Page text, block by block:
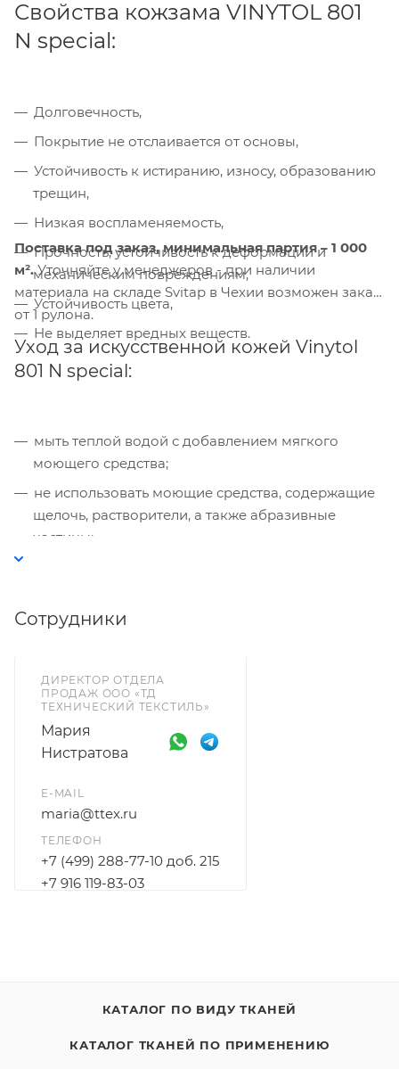
Свойства кожзама VINYTOL 801
N special:
Долговечность,
Покрытие не отслаивается от основы,
Устойчивость к истиранию, износу, образованию
трещин,
Низкая воспламеняемость,
Прочность, устойчивость к деформации и
механическим повреждениям,
Устойчивость цвета,
Не выделяет вредных веществ.
Поставка под заказ, минимальная партия – 1 000
м².Уточняйте у менеджеров - при наличии
материала на складе Svitap в Чехии возможен заказ
от 1 рулона.
Уход за искусственной кожей Vinytol
801 N special:
мыть теплой водой с добавлением мягкого
моющего средства;
не использовать моющие средства, содержащие
щелочь, растворители, а также абразивные
частицы;
маркировки красками, чернилами или
Сотрудники
ДИРЕКТОР ОТДЕЛА
ПРОДАЖ ООО «ТД
ТЕХНИЧЕСКИЙ ТЕКСТИЛЬ»
Мария
Нистратова
E-MAIL
maria@ttex.ru
ТЕЛЕФОН
+7 (499) 288-77-10 доб. 215
+7 916 119-83-03
КАТАЛОГ ПО ВИДУ ТКАНЕЙ
КАТАЛОГ ТКАНЕЙ ПО ПРИМЕНЕНИЮ
Компания «Торговый Дом Технический
Текстиль» использует cookie-файлы и
обрабатывает персональные данные с
улучшает работу сайта и
взаимодействие с ним. Подробнее - в
Политике. Подтвердите ваше согласие,
нажав кнопку "Принять".
Принять